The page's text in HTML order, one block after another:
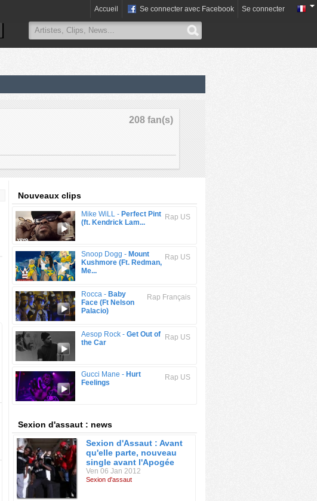
Accueil Se connecter avec Facebook Se connecter
208 fan(s)
Nouveaux clips
Rap US
Mike WiLL - Perfect Pint
(ft. Kendrick Lam...
Rap US
Snoop Dogg - Mount
Kushmore (Ft. Redman,
Me...
Rap Français
Rocca - Baby
Face (Ft Nelson
Palacio)
Rap US
Aesop Rock - Get Out of
the Car
Rap US
Gucci Mane - Hurt
Feelings
Sexion d'assaut : news
Sexion d'Assaut : Avant
qu'elle parte, nouveau
single avant l'Apogée
Ven 06 Jan 2012
Sexion d'assaut